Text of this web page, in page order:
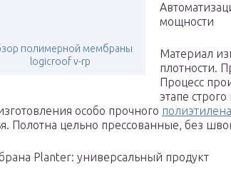
полимерной мембраны
logicroof v-rp
мощности
Материал
плотности.
Процесс
этапе
особо прочного
Полотна цельно прессованные, без
Planter: универсальный продукт